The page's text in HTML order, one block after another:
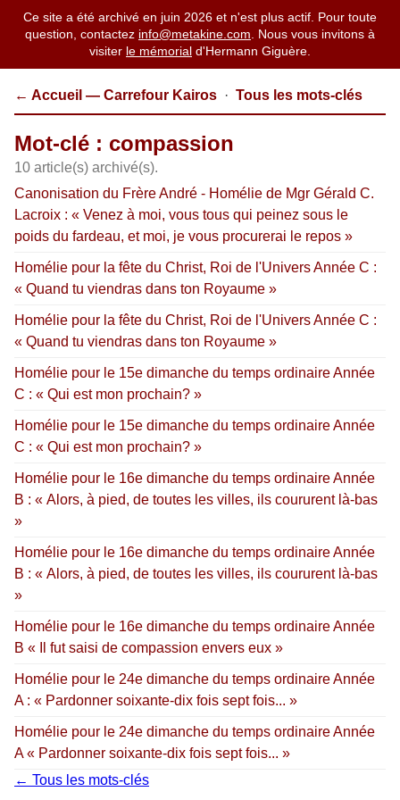
Ce site a été archivé en juin 2026 et n'est plus actif. Pour toute
question, contactez info@metakine.com . Nous vous invitons à
visiter le mémorial d'Hermann Giguère.
← Accueil — Carrefour Kairos · Tous les mots-clés
Mot-clé : compassion
10 article(s) archivé(s).
Canonisation du Frère André - Homélie de Mgr Gérald C.
Lacroix : « Venez à moi, vous tous qui peinez sous le
poids du fardeau, et moi, je vous procurerai le repos »
Homélie pour la fête du Christ, Roi de l'Univers Année C :
« Quand tu viendras dans ton Royaume »
Homélie pour la fête du Christ, Roi de l'Univers Année C :
« Quand tu viendras dans ton Royaume »
Homélie pour le 15e dimanche du temps ordinaire Année
C : « Qui est mon prochain? »
Homélie pour le 15e dimanche du temps ordinaire Année
C : « Qui est mon prochain? »
Homélie pour le 16e dimanche du temps ordinaire Année
B : « Alors, à pied, de toutes les villes, ils coururent là-bas
»
Homélie pour le 16e dimanche du temps ordinaire Année
B : « Alors, à pied, de toutes les villes, ils coururent là-bas
»
Homélie pour le 16e dimanche du temps ordinaire Année
B « Il fut saisi de compassion envers eux »
Homélie pour le 24e dimanche du temps ordinaire Année
A : « Pardonner soixante-dix fois sept fois... »
Homélie pour le 24e dimanche du temps ordinaire Année
A « Pardonner soixante-dix fois sept fois... »
← Tous les mots-clés